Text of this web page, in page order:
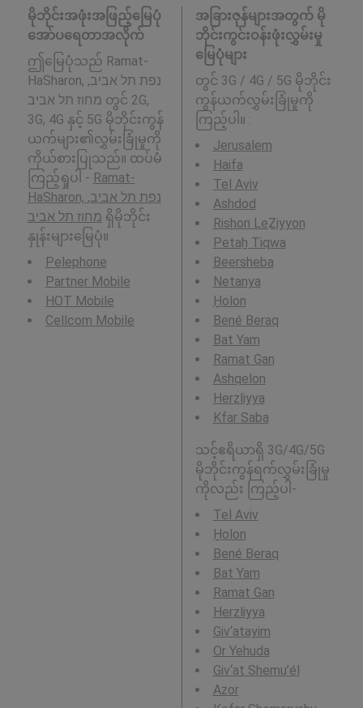
မိုဘိုင်းအဖုံးအဖြည့်မြေပုံ
အော်ပရေတာအလိုက်
ဤမြေပုံသည် Ramat-
HaSharon, נפת תל אביב,
מחוז תל אביב တွင် 2G,
3G, 4G နှင့် 5G မိုဘိုင်းကွန်
ယက်များ၏လွှမ်းခြုံမှုကို
ကိုယ်စားပြုသည်။ ထပ်မံ
ကြည့်ရှုပါ - Ramat-
HaSharon, נפת תל אביב,
מחוז תל אביב ရှိမိုဘိုင်း
နှုန်းများမြေပုံ။
Pelephone
Partner Mobile
HOT Mobile
Cellcom Mobile
အခြားဇုန်များအတွက် မို
ဘိုင်းကွင်းဝန်းဖုံးလွှမ်းမှု
မြေပုံများ
တွင် 3G / 4G / 5G မိုဘိုင်း
ကွန်ယက်လွှမ်းခြုံမှုကို
ကြည့်ပါ။ :
Jerusalem
Haifa
Tel Aviv
Ashdod
Rishon LeẔiyyon
Petaẖ Tiqwa
Beersheba
Netanya
H̱olon
Bené Beraq
Bat Yam
Ramat Gan
Ashqelon
Herzliyya
Kfar Saba
သင့်ဧရိယာရှိ 3G/4G/5G
မိုဘိုင်းကွန်ရက်လွှမ်းခြုံမှု
ကိုလည်း ကြည့်ပါ-
Tel Aviv
H̱olon
Bené Beraq
Bat Yam
Ramat Gan
Herzliyya
Giv‘atayim
Or Yehuda
Giv‘at Shemu’él
Azor